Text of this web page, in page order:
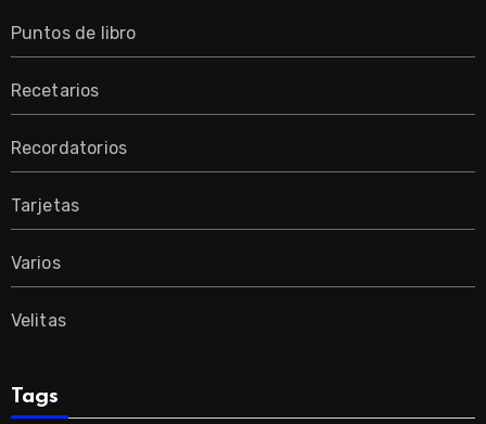
Puntos de libro
Recetarios
Recordatorios
Tarjetas
Varios
Velitas
Tags